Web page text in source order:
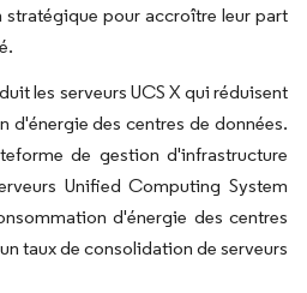
pour accroître leur part
les serveurs UCS X qui réduisent
d'énergie des centres de données.
de gestion d'infrastructure
Unified Computing System
d'énergie des centres
taux de consolidation de serveurs